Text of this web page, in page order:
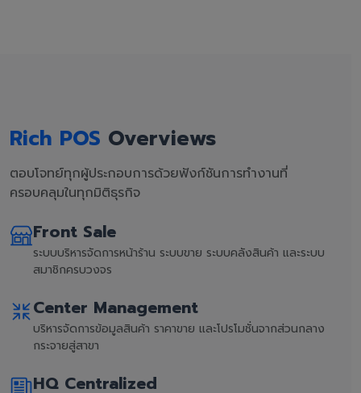
Rich POS Overviews
ตอบโจทย์ทุกผู้ประกอบการด้วยฟังก์ชันการทำงานที่
ครอบคลุมในทุกมิติธุรกิจ
Front Sale
ระบบบริหารจัดการหน้าร้าน ระบบขาย ระบบคลังสินค้า และระบบ
สมาชิกครบวงจร
Center Management
บริหารจัดการข้อมูลสินค้า ราคาขาย และโปรโมชั่นจากส่วนกลาง
กระจายสู่สาขา
HQ Centralized